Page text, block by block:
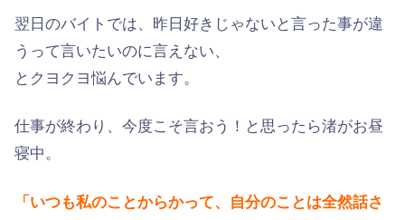
翌日のバイトでは、昨日好きじゃないと言った事が違
うって言いたいのに言えない、
とクヨクヨ悩んでいます。
仕事が終わり、今度こそ言おう！と思ったら渚がお昼
寝中。
「いつも私のことからかって、自分のことは全然話さ